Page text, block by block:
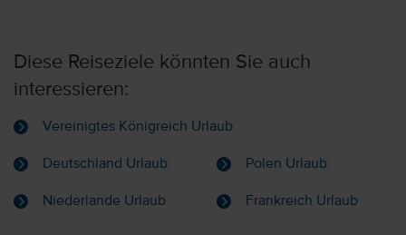
Diese Reiseziele könnten Sie auch
interessieren:
Vereinigtes Königreich Urlaub
Deutschland Urlaub Polen Urlaub
Niederlande Urlaub Frankreich Urlaub